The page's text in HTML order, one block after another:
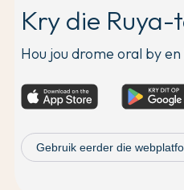
Kry die Ruya-
Hou jou drome oral by
Gebruik eerder die